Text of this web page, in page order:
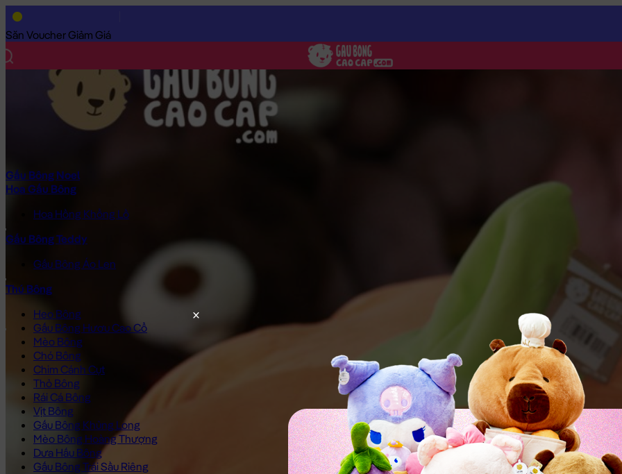
Săn Voucher Giảm Giá
Gấu Bông Noel
Hoa Gấu Bông
Hoa Hồng Khổng Lồ
Gấu Bông Teddy
Gấu Bông Áo Len
Thú Bông
Heo Bông
Gấu Bông Hươu Cao Cổ
Mèo Bông
Chó Bông
Chim Cánh Cụt
Thỏ Bông
Rái Cá Bông
Vịt Bông
Gấu Bông Khủng Long
Mèo Bông Hoàng Thượng
Dưa Hấu Bông
Gấu Bông Trái Sầu Riêng
Trang Chủ